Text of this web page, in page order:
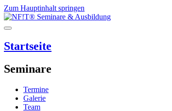
Zum Hauptinhalt springen
Startseite
Seminare
Termine
Galerie
Team